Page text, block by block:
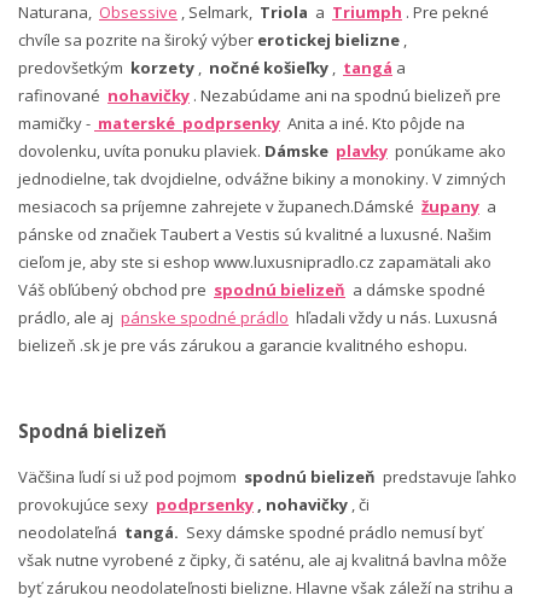
Naturana, Obsessive , Selmark, Triola a Triumph . Pre pekné
chvíle sa pozrite na široký výber erotickej bielizne ,
predovšetkým korzety , nočné košieľky , tangá a
rafinované nohavičky . Nezabúdame ani na spodnú bielizeň pre
mamičky - materské podprsenky Anita a iné. Kto pôjde na
dovolenku, uvíta ponuku plaviek. Dámske plavky ponúkame ako
jednodielne, tak dvojdielne, odvážne bikiny a monokiny. V zimných
mesiacoch sa príjemne zahrejete v županech.Dámské župany a
pánske od značiek Taubert a Vestis sú kvalitné a luxusné. Našim
cieľom je, aby ste si eshop www.luxusnipradlo.cz zapamätali ako
Váš obľúbený obchod pre spodnú bielizeň a dámske spodné
prádlo, ale aj pánske spodné prádlo hľadali vždy u nás. Luxusná
bielizeň .sk je pre vás zárukou a garancie kvalitného eshopu.
Spodná bielizeň
Väčšina ľudí si už pod pojmom spodnú bielizeň predstavuje ľahko
provokujúce sexy podprsenky , nohavičky , či
neodolateľná tangá. Sexy dámske spodné prádlo nemusí byť
však nutne vyrobené z čipky, či saténu, ale aj kvalitná bavlna môže
byť zárukou neodolateľnosti bielizne. Hlavne však záleží na strihu a